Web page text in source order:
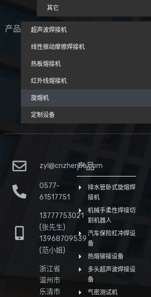
其它
产品 超声波焊接机
线性振动摩擦焊接机
热板熔接机
红外线熔接机
旋熔机
定制设备
zyl@cnzhenbo.com
0577-
61517751
13777753021
(张先生)
13968709539
(范小姐)
浙江省
温州市
乐清市
产品
排水管卧式旋熔焊
接机
机械手柔性焊接切
割机器人
汽车保险杠冲焊设
备
热熔铆接设备
多头超声波焊接设
备
气密测试机